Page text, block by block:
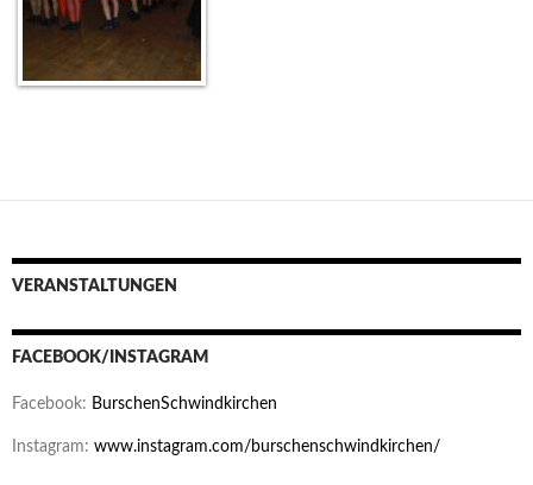
VERANSTALTUNGEN
FACEBOOK/INSTAGRAM
Facebook: BurschenSchwindkirchen
Instagram: www.instagram.com/burschenschwindkirchen/